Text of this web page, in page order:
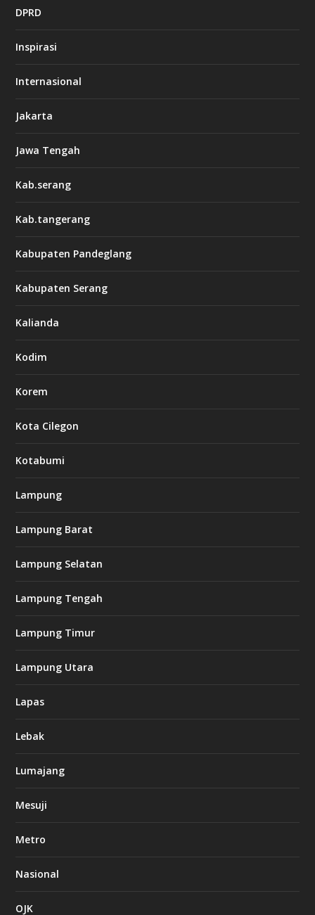
DPRD
Inspirasi
Internasional
Jakarta
Jawa Tengah
Kab.serang
Kab.tangerang
Kabupaten Pandeglang
Kabupaten Serang
Kalianda
Kodim
Korem
Kota Cilegon
Kotabumi
Lampung
Lampung Barat
Lampung Selatan
Lampung Tengah
Lampung Timur
Lampung Utara
Lapas
Lebak
Lumajang
Mesuji
Metro
Nasional
OJK